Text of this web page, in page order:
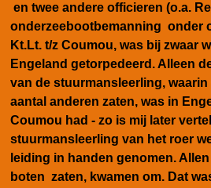
en twee andere officieren (o.a.
onderzeebootbemanning onder
Kt.Lt. t/z Coumou, was bij zwaar
Engeland getorpedeerd. Alleen
van de stuurmansleerling, waarin
aantal anderen zaten, was in
Coumou had - zo is mij later
stuurmansleerling van het roer
leiding in handen genomen.
boten zaten, kwamen om. Dat